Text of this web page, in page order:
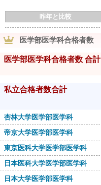
昨年と比較
医学部医学科合格者数
医学部医学科合格者数 合計
私立合格者数合計
杏林大学医学部医学科
帝京大学医学部医学科
東京医科大学医学部医学科
日本医科大学医学部医学科
日本大学医学部医学科